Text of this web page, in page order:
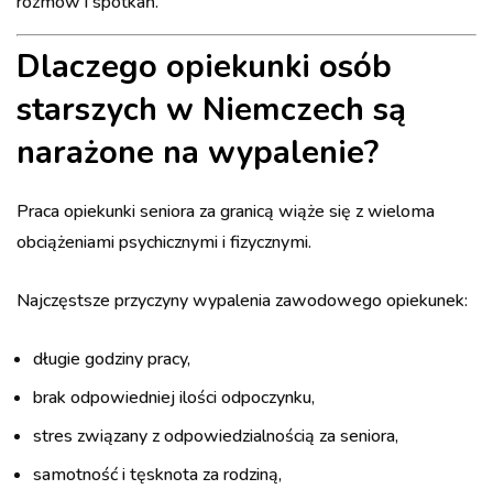
Dlaczego opiekunki osób
starszych w Niemczech są
narażone na wypalenie?
Praca opiekunki seniora za granicą wiąże się z wieloma
obciążeniami psychicznymi i fizycznymi.
Najczęstsze przyczyny wypalenia zawodowego opiekunek:
długie godziny pracy,
brak odpowiedniej ilości odpoczynku,
stres związany z odpowiedzialnością za seniora,
samotność i tęsknota za rodziną,